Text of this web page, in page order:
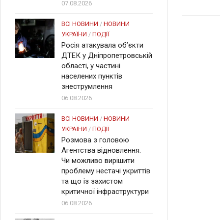
07.08.2026
ВСІ НОВИНИ / НОВИНИ
УКРАЇНИ / ПОДІЇ
Росія атакувала об’єкти
ДТЕК у Дніпропетровській
області, у частині
населених пунктів
знеструмлення
06.08.2026
ВСІ НОВИНИ / НОВИНИ
УКРАЇНИ / ПОДІЇ
Розмова з головою
Агентства відновлення.
Чи можливо вирішити
проблему нестачі укриттів
та що із захистом
критичної інфраструктури
06.08.2026